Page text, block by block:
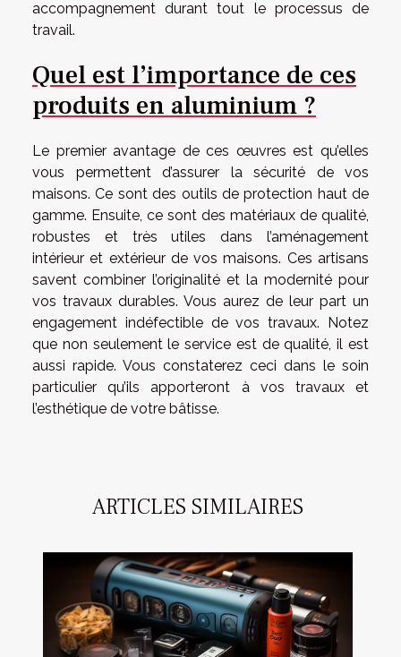
accompagnement durant tout le processus de
travail.
Quel est l’importance de ces
produits en aluminium ?
Le premier avantage de ces œuvres est qu’elles
vous permettent d’assurer la sécurité de vos
maisons. Ce sont des outils de protection haut de
gamme. Ensuite, ce sont des matériaux de qualité,
robustes et très utiles dans l’aménagement
intérieur et extérieur de vos maisons. Ces artisans
savent combiner l’originalité et la modernité pour
vos travaux durables. Vous aurez de leur part un
engagement indéfectible de vos travaux. Notez
que non seulement le service est de qualité, il est
aussi rapide. Vous constaterez ceci dans le soin
particulier qu’ils apporteront à vos travaux et
l’esthétique de votre bâtisse.
ARTICLES SIMILAIRES